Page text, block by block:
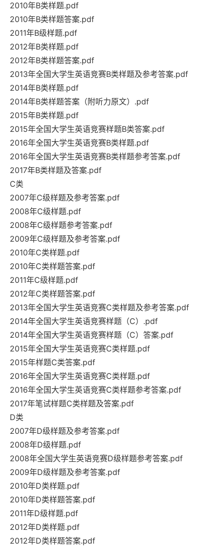
2010年B类样题.pdf
2010年B类样题答案.pdf
2011年B级样题.pdf
2012年B类样题.pdf
2012年B类样题答案.pdf
2013年全国大学生英语竞赛B类样题及参考答案.pdf
2014年B类样题.pdf
2014年B类样题答案（附听力原文）.pdf
2015年B类样题.pdf
2015年全国大学生英语竞赛样题B类答案.pdf
2016年全国大学生英语竞赛B类样题.pdf
2016年全国大学生英语竞赛B类样题参考答案.pdf
2017年B类样题及答案.pdf
C类
2007年C级样题及参考答案.pdf
2008年C级样题.pdf
2008年C级样题参考答案.pdf
2009年C级样题及参考答案.pdf
2010年C类样题.pdf
2010年C类样题答案.pdf
2011年C级样题.pdf
2012年C类样题答案.pdf
2013年全国大学生英语竞赛C类样题及参考答案.pdf
2014年全国大学生英语竞赛样题（C）.pdf
2014年全国大学生英语竞赛样题（C）答案.pdf
2015年全国大学生英语竞赛C类样题.pdf
2015年样题C类答案.pdf
2016年全国大学生英语竞赛C类样题.pdf
2016年全国大学生英语竞赛C类样题参考答案.pdf
2017年笔试样题C类样题及答案.pdf
D类
2007年D级样题及参考答案.pdf
2008年D级样题.pdf
2008年全国大学生英语竞赛D级样题参考答案.pdf
2009年D级样题及参考答案.pdf
2010年D类样题.pdf
2010年D类样题答案.pdf
2011年D级样题.pdf
2012年D类样题.pdf
2012年D类样题答案.pdf